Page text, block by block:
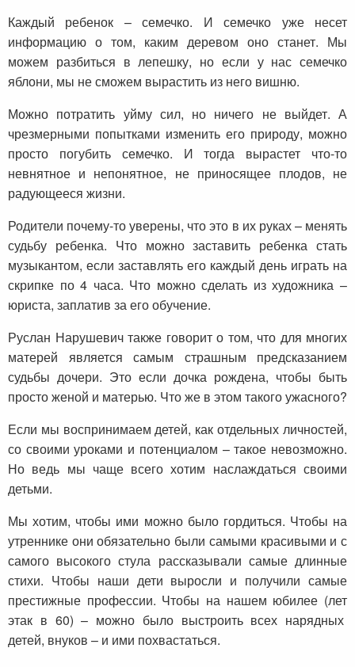
Каждый ребенок – семечко. И семечко уже несет
информацию о том, каким деревом оно станет. Мы
можем разбиться в лепешку, но если у нас семечко
яблони, мы не сможем вырастить из него вишню.
Можно потратить уйму сил, но ничего не выйдет. А
чрезмерными попытками изменить его природу, можно
просто погубить семечко. И тогда вырастет что-то
невнятное и непонятное, не приносящее плодов, не
радующееся жизни.
Родители почему-то уверены, что это в их руках – менять
судьбу ребенка. Что можно заставить ребенка стать
музыкантом, если заставлять его каждый день играть на
скрипке по 4 часа. Что можно сделать из художника –
юриста, заплатив за его обучение.
Руслан Нарушевич также говорит о том, что для многих
матерей является самым страшным предсказанием
судьбы дочери. Это если дочка рождена, чтобы быть
просто женой и матерью. Что же в этом такого ужасного?
Если мы воспринимаем детей, как отдельных личностей,
со своими уроками и потенциалом – такое невозможно.
Но ведь мы чаще всего хотим наслаждаться своими
детьми.
Мы хотим, чтобы ими можно было гордиться. Чтобы на
утреннике они обязательно были самыми красивыми и с
самого высокого стула рассказывали самые длинные
стихи. Чтобы наши дети выросли и получили самые
престижные профессии. Чтобы на нашем юбилее (лет
этак в 60) – можно было выстроить всех нарядных
детей, внуков – и ими похвастаться.